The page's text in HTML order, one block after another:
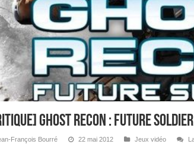
Ghost Recon : Future Soldier
François Bourré 22 mai 2012 Jeux vidéo